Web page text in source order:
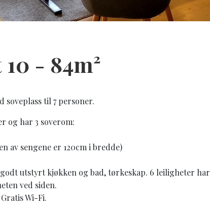
- 84m²
soveplass til 7 personer.
og har 3 soverom:
av sengene er 120cm i bredde)
godt utstyrt kjøkken og bad, tørkeskap. 6 leiligheter har
ved siden.
Wi-Fi.